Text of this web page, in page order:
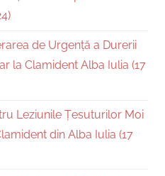
de Urgență a Durerii
la Clamident Alba Iulia (17
Leziunile Țesuturilor Moi
din Alba Iulia (17